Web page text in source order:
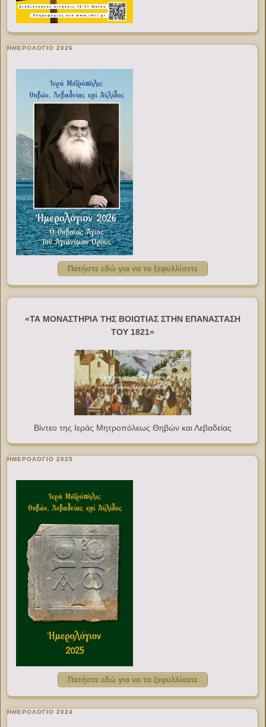
ΗΜΕΡΟΛΟΓΙΟ 2026
Πατήστε εδώ για να το ξεφυλλίσετε
«ΤΑ ΜΟΝΑΣΤΗΡΙΑ ΤΗΣ ΒΟΙΩΤΙΑΣ ΣΤΗΝ ΕΠΑΝΑΣΤΑΣΗ
ΤΟΥ 1821»
Βίντεο της Ιεράς Μητροπόλεως Θηβών και Λεβαδείας
ΗΜΕΡΟΛΟΓΙΟ 2025
Πατήστε εδώ για να το ξεφυλλίσετε
ΗΜΕΡΟΛΟΓΙΟ 2024